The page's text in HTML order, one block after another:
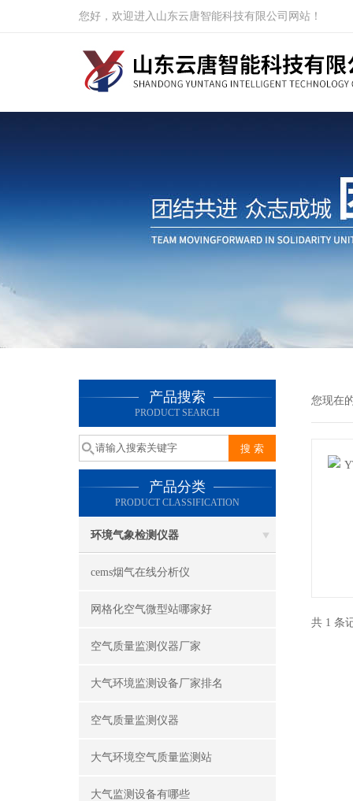
您好，欢迎进入山东云唐智能科技有限公司网站！
产品搜索
PRODUCT SEARCH
产品分类
PRODUCT CLASSIFICATION
环境气象检测仪器
cems烟气在线分析仪
网格化空气微型站哪家好
空气质量监测仪器厂家
大气环境监测设备厂家排名
空气质量监测仪器
大气环境空气质量监测站
大气监测设备有哪些
您现在
共 1 条